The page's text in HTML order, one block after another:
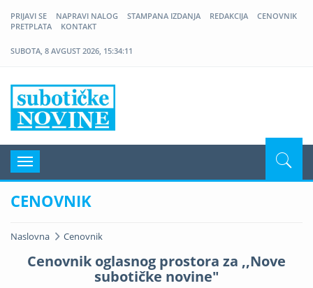
PRIJAVI SE NAPRAVI NALOG STAMPANA IZDANJA REDAKCIJA
CENOVNIK
PRETPLATA
KONTAKT
SUBOTA, 8 AVGUST 2026, 15:34:11
Navigacija
CENOVNIK
Naslovna Cenovnik
Cenovnik oglasnog prostora za ,,Nove
subotičke novine"